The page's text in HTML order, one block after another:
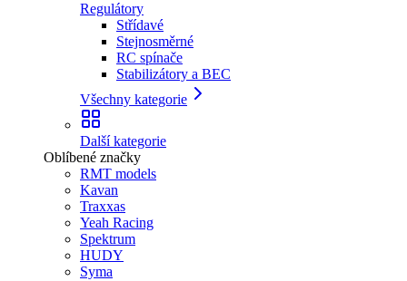
Regulátory
Střídavé
Stejnosměrné
RC spínače
Stabilizátory a BEC
Všechny kategorie
Další kategorie
Oblíbené značky
RMT models
Kavan
Traxxas
Yeah Racing
Spektrum
HUDY
Syma